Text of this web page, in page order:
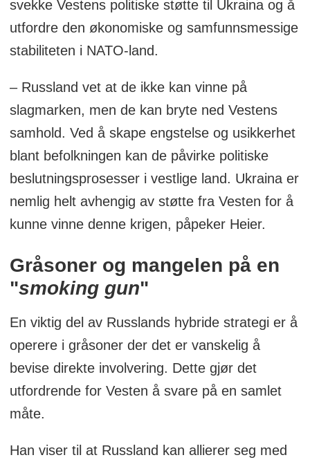
svekke Vestens politiske støtte til Ukraina og å
utfordre den økonomiske og samfunnsmessige
stabiliteten i NATO-land.
– Russland vet at de ikke kan vinne på
slagmarken, men de kan bryte ned Vestens
samhold. Ved å skape engstelse og usikkerhet
blant befolkningen kan de påvirke politiske
beslutningsprosesser i vestlige land. Ukraina er
nemlig helt avhengig av støtte fra Vesten for å
kunne vinne denne krigen, påpeker Heier.
Gråsoner og mangelen på en
"smoking gun"
En viktig del av Russlands hybride strategi er å
operere i gråsoner der det er vanskelig å
bevise direkte involvering. Dette gjør det
utfordrende for Vesten å svare på en samlet
måte.
Han viser til at Russland kan allierer seg med